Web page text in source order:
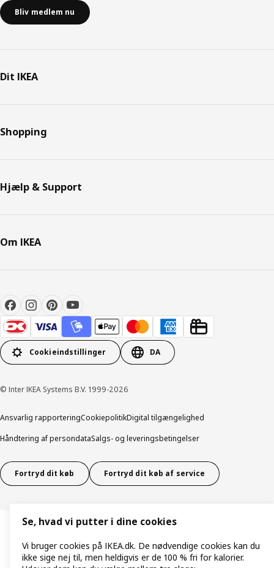
Bliv medlem nu
Dit IKEA
Shopping
Hjælp & Support
Om IKEA
Cookieindstillinger DA
© Inter IKEA Systems B.V. 1999-2026
Ansvarlig rapporteringCookiepolitikDigital tilgængelighed
Håndtering af persondataSalgs- og leveringsbetingelser
Fortryd dit køb Fortryd dit køb af service
Se, hvad vi putter i dine cookies
Vi bruger cookies på IKEA.dk. De nødvendige cookies kan du
ikke sige nej til, men heldigvis er de 100 % fri for kalorier.